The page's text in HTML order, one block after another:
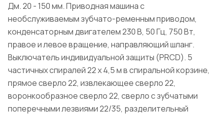
Дм. 20 - 150 мм. Приводная машина с
необслуживаемым зубчато-ременным приводом,
конденсаторным двигателем 230 В, 50 Гц, 750 Вт,
правое и левое вращение, направляющий шланг.
Выключатель индивидуальной защиты (PRCD). 5
частичных спиралей 22 x 4,5 м в спиральной корзине,
прямое сверло 22, извлекающее сверло 22,
воронкообразное сверло 22, сверло с зубчатыми
поперечными лезвиями 22/35, разделительный